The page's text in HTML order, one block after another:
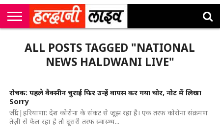
एम
कॉर्नर
उत्तराखंड
न्यूज़
खेल
मनोरंजन
सम्पादकीय
जॉब
अलर्ट्स
ALL POSTS TAGGED "NATIONAL
NEWS HALDWANI LIVE"
रोचक: पहले वैक्सीन चुराई फिर उन्हें वापस कर गया चोर, नोट में लिखा
Sorry
जींद|हरियाणा: देश कोरोना के संकट से जूझ रहा है। एक तरफ कोरोना संक्रमण
तेज़ी से फैल रहा है तौ दूसरी तरफ स्वास्थ्य...